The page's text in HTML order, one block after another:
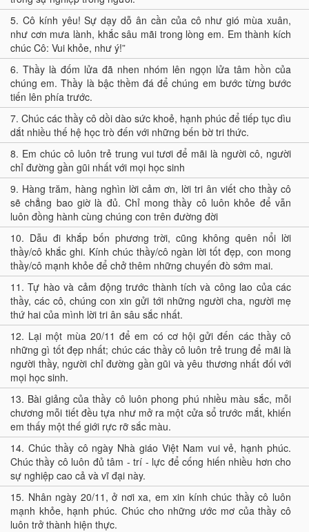
5. Cô kính yêu! Sự dạy dỗ ân cần của cô như gió mùa xuân,
như cơn mưa lành, khắc sâu mãi trong lòng em. Em thành kích
chúc Cô: Vui khỏe, như ý!”
6. Thầy là đốm lửa đã nhen nhóm lên ngọn lửa tâm hồn của
chúng em. Thầy là bậc thềm đá để chúng em bước từng bước
tiến lên phía trước.
7. Chúc các thầy cô dồi dào sức khoẻ, hạnh phúc để tiếp tục dìu
dắt nhiều thế hệ học trò đến với những bến bờ tri thức.
8. Em chúc cô luôn trẻ trung vui tươi để mãi là người cô, người
chỉ đường gần gũi nhất với mọi học sinh
9. Hàng trăm, hàng nghìn lời cảm ơn, lời tri ân viết cho thầy cô
sẽ chẳng bao giờ là đủ. Chỉ mong thầy cô luôn khỏe để vẫn
luôn đồng hành cùng chúng con trên đường đời
10. Dẫu đi khắp bốn phương trời, cũng không quên nổi lời
thầy/cô khắc ghi. Kính chúc thầy/cô ngàn lời tốt đẹp, con mong
thầy/cô mạnh khỏe để chở thêm những chuyến đò sớm mai.
11.Tự hào và cảm động trước thành tích và công lao của các
thầy, các cô, chúng con xin gửi tới những người cha, người mẹ
thứ hai của mình lời tri ân sâu sắc nhất.
12. Lại một mùa 20/11 để em có cơ hội gửi đến các thầy cô
những gì tốt đẹp nhất; chúc các thầy cô luôn trẻ trung để mãi là
người thầy, người chỉ đường gần gũi và yêu thương nhất đối với
mọi học sinh.
13. Bài giảng của thầy cô luôn phong phú nhiều màu sắc, mỗi
chương mỗi tiết đều tựa như mở ra một cửa sổ trước mắt, khiến
em thấy một thế giới rực rỡ sắc màu.
14. Chúc thầy cô ngày Nhà giáo Việt Nam vui vẻ, hạnh phúc.
Chúc thầy cô luôn đủ tâm - trí - lực để cống hiến nhiều hơn cho
sự nghiệp cao cả và vĩ đại này.
15. Nhân ngày 20/11, ở nơi xa, em xin kính chúc thầy cô luôn
mạnh khỏe, hạnh phúc. Chúc cho những ước mơ của thầy cô
luôn trở thành hiện thực.